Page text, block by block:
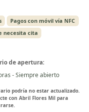
Pagos con móvil vía NFC
necesita cita
de apertura:
- Siempre abierto
podría no estar actualizado.
con Abril Flores Mil para